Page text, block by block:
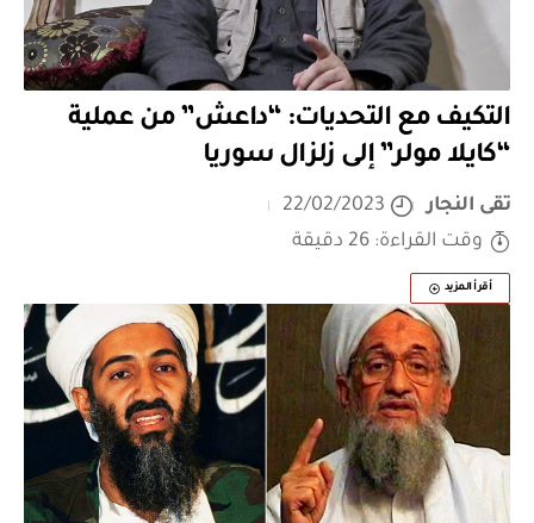
التكيف مع التحديات: “داعش” من عملية
“كايلا مولر” إلى زلزال سوريا
تقى النجار
22/02/2023
وقت القراءة: 26 دقيقة
أقرأ المزيد